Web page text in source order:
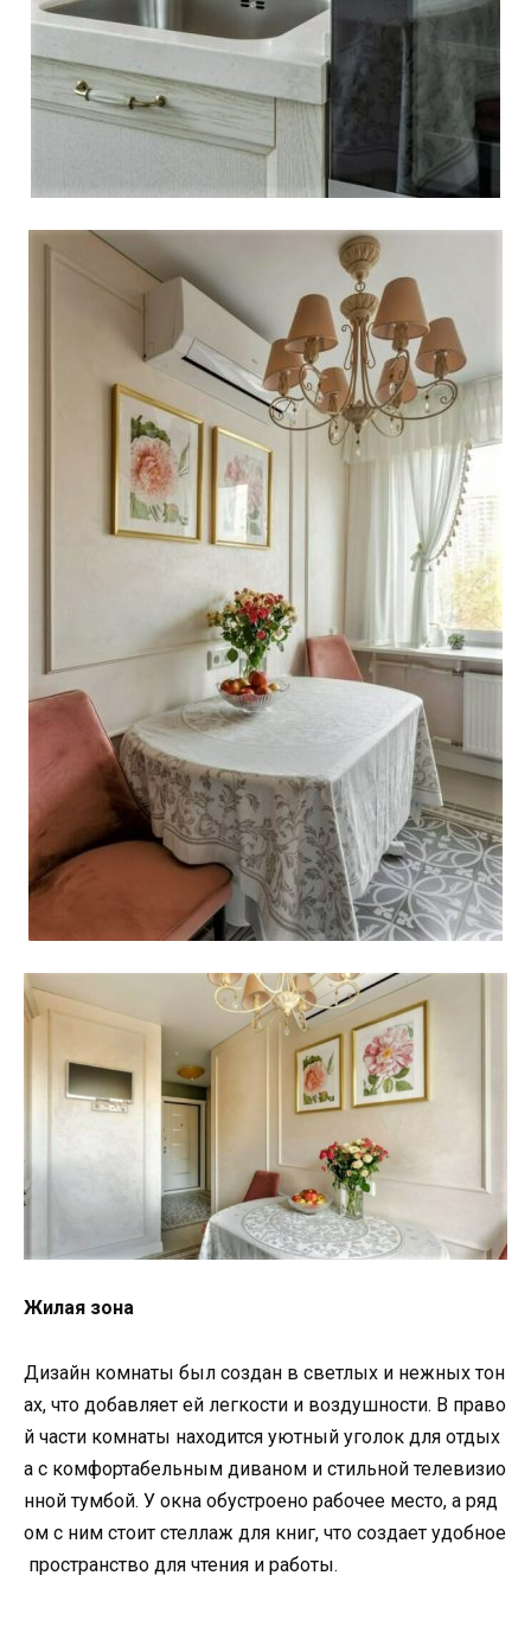
Жилая зона
Дизайн комнаты был создан в светлых и нежных тон
ах, что добавляет ей легкости и воздушности. В право
й части комнаты находится уютный уголок для отдых
а с комфортабельным диваном и стильной телевизио
нной тумбой. У окна обустроено рабочее место, а ряд
ом с ним стоит стеллаж для книг, что создает удобное
пространство для чтения и работы.